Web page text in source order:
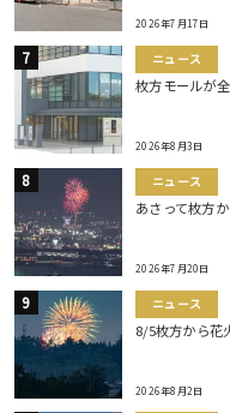
2026年7月17日
ニュース
枚方モールが
2026年8月3日
ニュース
あさって枚方
2026年7月20日
ニュース
8/5枚方から花
2026年8月2日